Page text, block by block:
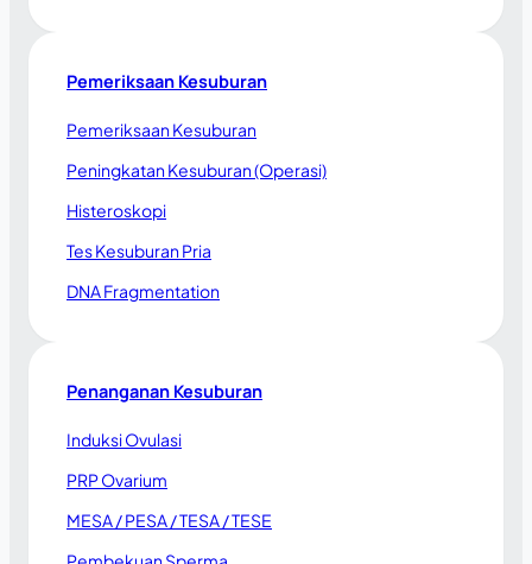
Pemeriksaan Kesuburan
Pemeriksaan Kesuburan
Peningkatan Kesuburan (Operasi)
Histeroskopi
Tes Kesuburan Pria
DNA Fragmentation
Penanganan Kesuburan
Induksi Ovulasi
PRP Ovarium
MESA / PESA / TESA / TESE